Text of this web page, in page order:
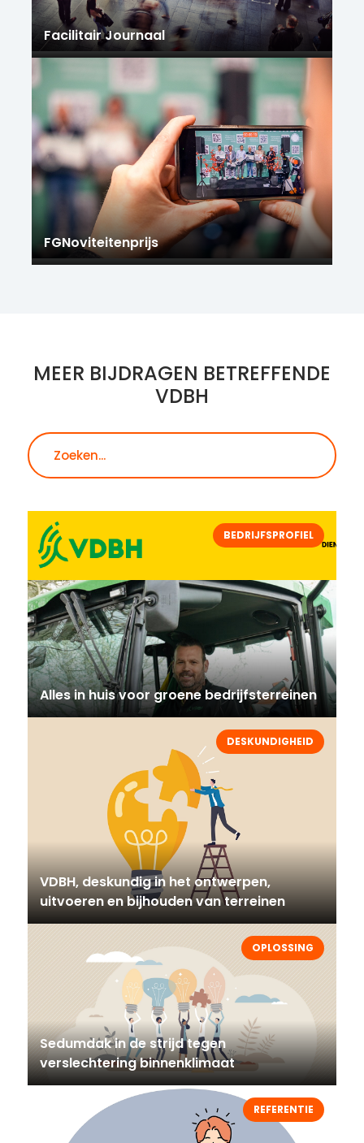
Facilitair Journaal
FGNoviteitenprijs
MEER BIJDRAGEN BETREFFENDE
VDBH
BEDRIJFSPROFIEL
Alles in huis voor groene bedrijfsterreinen
DESKUNDIGHEID
VDBH, deskundig in het ontwerpen,
uitvoeren en bijhouden van terreinen
OPLOSSING
Sedumdak in de strijd tegen
verslechtering binnenklimaat
REFERENTIE